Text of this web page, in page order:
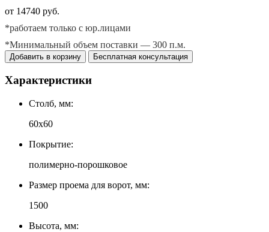
от 14740 руб.
*работаем только с юр.лицами
*Минимальный объем поставки — 300 п.м.
Добавить в корзину Бесплатная консультация
Характеристики
Столб, мм:
60х60
Покрытие:
полимерно-порошковое
Размер проема для ворот, мм:
1500
Высота, мм: